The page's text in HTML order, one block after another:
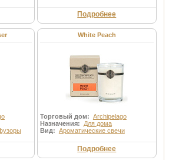
Подробнее
White Peach
Торговый дом: Archipelago
Назначения: Для дома
Вид: Ароматические свечи
Подробнее